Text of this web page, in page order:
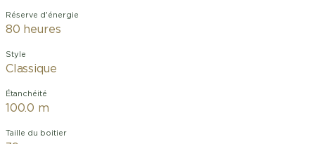
Réserve d'énergie
80 heures
Style
Classique
Étanchéité
100.0 m
Taille du boitier